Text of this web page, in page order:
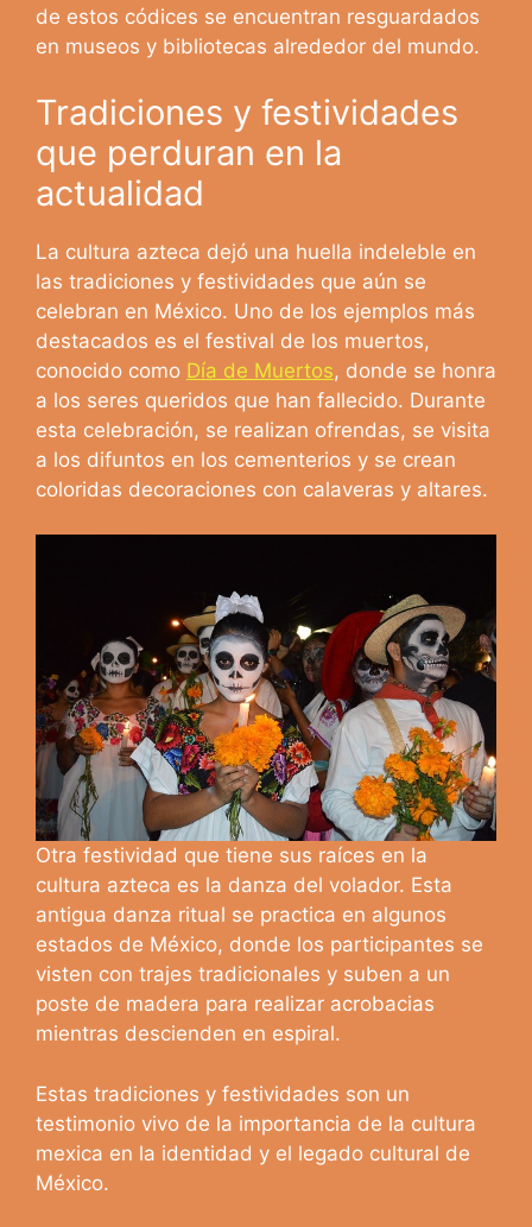
de estos códices se encuentran resguardados
en museos y bibliotecas alrededor del mundo.
Tradiciones y festividades
que perduran en la
actualidad
La cultura azteca dejó una huella indeleble en
las tradiciones y festividades que aún se
celebran en México. Uno de los ejemplos más
destacados es el festival de los muertos,
conocido como Día de Muertos, donde se honra
a los seres queridos que han fallecido. Durante
esta celebración, se realizan ofrendas, se visita
a los difuntos en los cementerios y se crean
coloridas decoraciones con calaveras y altares.
Otra festividad que tiene sus raíces en la
cultura azteca es la danza del volador. Esta
antigua danza ritual se practica en algunos
estados de México, donde los participantes se
visten con trajes tradicionales y suben a un
poste de madera para realizar acrobacias
mientras descienden en espiral.
Estas tradiciones y festividades son un
testimonio vivo de la importancia de la cultura
mexica en la identidad y el legado cultural de
México.